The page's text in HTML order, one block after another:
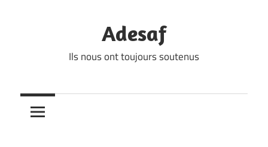
Adesaf
Ils nous ont toujours soutenus